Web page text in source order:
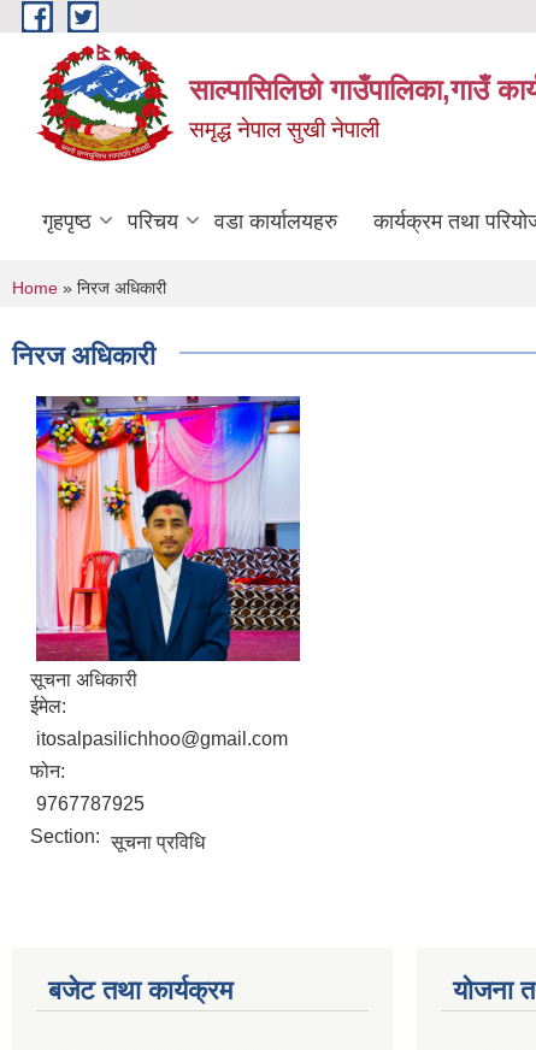
Skip to main content
साल्पासिलिछो गाउँपालिका,गाउँ
समृद्ध नेपाल सुखी नेपाली
गृहपृष्ठ परिचय वडा कार्यालयहरु कार्यक्रम तथा
You are here
Home » निरज अधिकारी
निरज अधिकारी
सूचना अधिकारी
ईमेल:
itosalpasilichhoo@gmail.com
फोन:
9767787925
Section: सूचना प्रविधि
बजेट तथा कार्यक्रम योजना